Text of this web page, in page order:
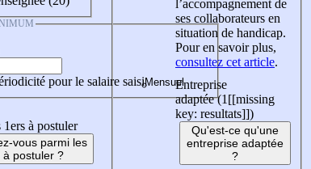
pour le salaire saisi
1ers à postuler
vous parmi les
à postuler ?
l’accompagnement de
ses collaborateurs en
situation de handicap.
Pour en savoir plus,
consultez cet article.
Entreprise
adaptée (1 [[missing
key: resultats]])
Qu'est-ce qu'une
entreprise adaptée
?